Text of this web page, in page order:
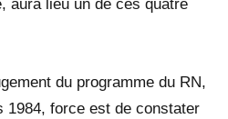
aura lieu un de ces quatre
du programme du RN,
1984, force est de constater